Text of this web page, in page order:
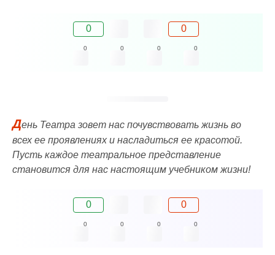
0 0
0 0 0 0
День Театра зовет нас почувствовать жизнь во
всех ее проявлениях и насладиться ее красотой.
Пусть каждое театральное представление
становится для нас настоящим учебником жизни!
0 0
0 0 0 0